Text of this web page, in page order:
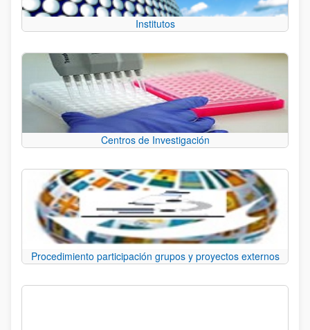
Institutos
Centros de Investigación
Procedimiento participación grupos y proyectos externos